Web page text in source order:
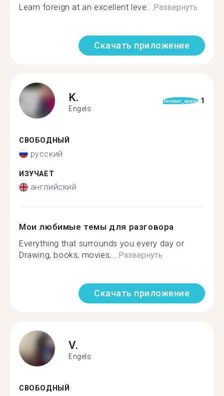
Learn foreign at an excellent leve...Развернуть
Скачать приложение
K.
Engels
format_quote 1
СВОБОДНЫЙ
русский
ИЗУЧАЕТ
английский
Мои любимые темы для разговора
Everything that surrounds you every day or
Drawing, books, movies,...Развернуть
Скачать приложение
V.
Engels
СВОБОДНЫЙ